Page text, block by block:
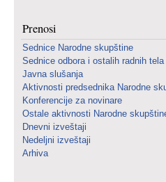
Prenosi
Sednice Narodne skupštine
Sednice odbora i ostalih radnih tela
Javna slušanja
Aktivnosti predsednika Narodne
Konferencije za novinare
Ostale aktivnosti Narodne
Dnevni izveštaji
Nedeljni izveštaji
Arhiva